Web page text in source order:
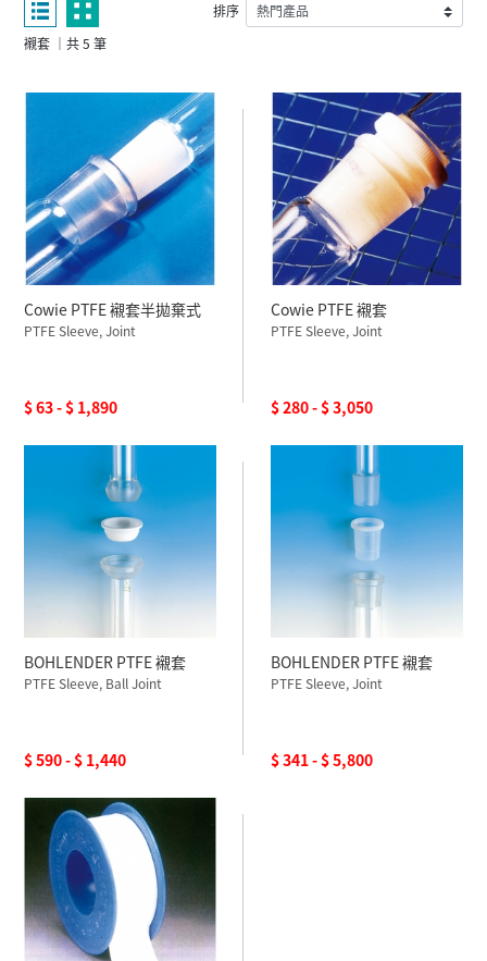
襯套 ｜共 5 筆
排序
Cowie PTFE 襯套半拋棄式
PTFE Sleeve, Joint
$ 63 - $ 1,890
Cowie PTFE 襯套
PTFE Sleeve, Joint
$ 280 - $ 3,050
BOHLENDER PTFE 襯套
PTFE Sleeve, Ball Joint
$ 590 - $ 1,440
BOHLENDER PTFE 襯套
PTFE Sleeve, Joint
$ 341 - $ 5,800